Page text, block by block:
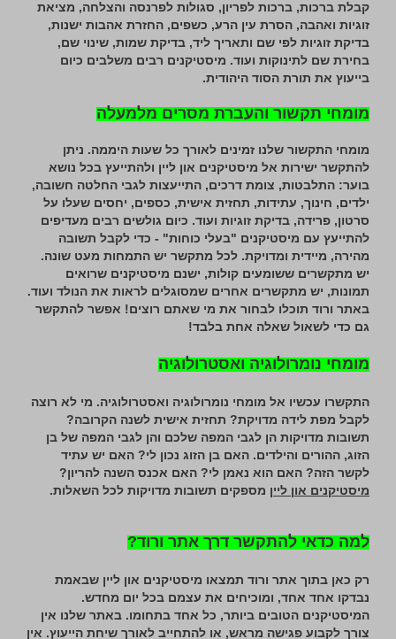
קבלת ברכות, ברכות לפריון, סגולות לפרנסה והצלחה, מציאת
זוגיות ואהבה, הסרת עין הרע, כשפים, החזרת אהבות ישנות,
בדיקת זוגיות לפי שם ותאריך ליד, בדיקת שמות, שינוי שם,
בחירת שם לתינוקות ועוד. מיסטיקנים רבים משלבים כיום
בייעוץ את תורת הסוד היהודית.
מומחי תקשור והעברת מסרים מלמעלה
מומחי התקשור שלנו זמינים לאורך כל שעות היממה. ניתן
להתקשר ישירות אל מיסטיקנים און ליין ולהתייעץ בכל נושא
בוער: התלבטות, צומת דרכים, התייעצות לגבי החלטה חשובה,
ילדים, חינוך, עתידות, תחזית אישית, כספים, יחסים שעלו על
סרטון, פרידה, בדיקת זוגיות ועוד. כיום גולשים רבים מעדיפים
להתייעץ עם מיסטיקנים "בעלי כוחות" - כדי לקבל תשובה
מהירה, מיידית ומדויקת. לכל מתקשר יש התמחות מעט שונה.
יש מתקשרים ששומעים קולות, ישנם מיסטיקנים שרואים
תמונות, יש מתקשרים אחרים שמסוגלים לראות את הנולד ועוד.
באתר ורוד תוכלו לבחור את מי שאתם רוצים! אפשר להתקשר
גם כדי לשאול שאלה אחת בלבד!
מומחי נומרולוגיה ואסטרולוגיה
התקשרו עכשיו אל מומחי נומרולוגיה ואסטרולוגיה. מי לא רוצה
לקבל מפת לידה מדויקת? תחזית אישית לשנה הקרובה?
תשובות מדויקות הן לגבי המפה שלכם והן לגבי המפה של בן
הזוג, ההורים והילדים. האם בן הזוג נכון לי? האם יש עתיד
לקשר הזה? האם הוא נאמן לי? האם אכנס השנה להריון?
מיסטיקנים און ליין מספקים תשובות מדויקות לכל השאלות.
למה כדאי להתקשר דרך אתר ורוד?
רק כאן בתוך אתר ורוד תמצאו מיסטיקנים און ליין שבאמת
נבדקו אחד אחד, ומוכיחים את עצמם בכל יום מחדש.
המיסטיקנים הטובים ביותר, כל אחד בתחומו. באתר שלנו אין
צורך לקבוע פגישה מראש, או להתחייב לאורך שיחת הייעוץ. אין